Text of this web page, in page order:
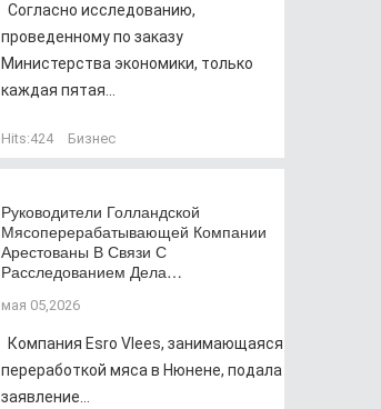
Согласно исследованию,
проведенному по заказу
Министерства экономики, только
каждая пятая...
Hits:424 Бизнес
Руководители Голландской
Мясоперерабатывающей Компании
Арестованы В Связи С
Расследованием Дела…
мая 05,2026
Компания Esro Vlees, занимающаяся
переработкой мяса в Нюнене, подала
заявление...